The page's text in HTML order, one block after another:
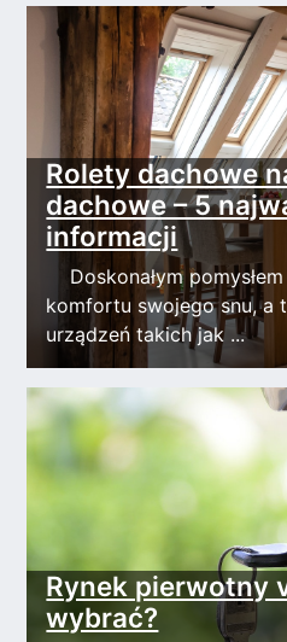
Rolety dachowe
dachowe – 5
informacji
Doskonałym
komfortu swojego snu, a
urządzeń takich jak ...
Rynek pierwotny
wybrać?